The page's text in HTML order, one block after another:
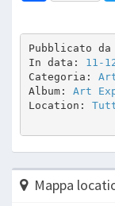
Pubblicato da
In data: 11-
Categoria:
Album: Art
Location:
Mappa